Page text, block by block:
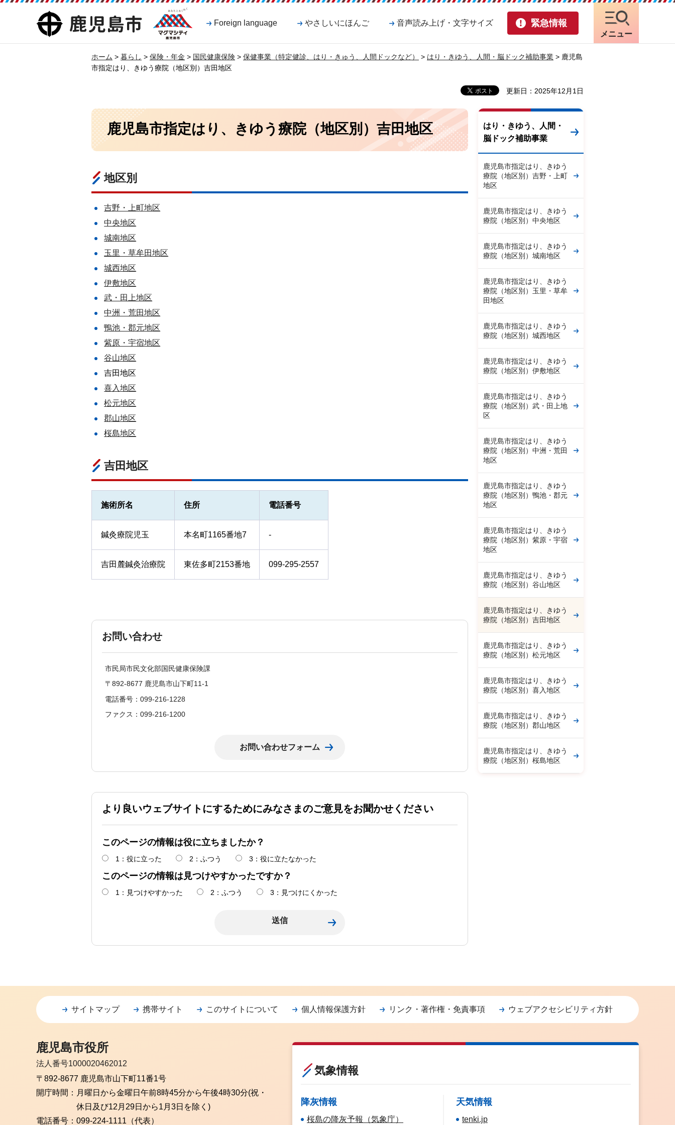
鹿児島市
マグマシティ
鹿児島市
Foreign language やさしいにほんご 音声読み上げ・文字サイズ 緊急情報
メニュー
ホーム > 暮らし > 保険・年金 > 国民健康保険 > 保健事業（特定健診、はり・きゅう、人間ドックなど） > はり・きゆう、人間・脳ドック補助事業 > 鹿児島
市指定はり、きゆう療院（地区別）吉田地区
更新日：2025年12月1日
鹿児島市指定はり、きゆう療院（地区別）吉田地区
地区別
吉野・上町地区
中央地区
城南地区
玉里・草牟田地区
城西地区
伊敷地区
武・田上地区
中洲・荒田地区
鴨池・郡元地区
紫原・宇宿地区
谷山地区
吉田地区
喜入地区
松元地区
郡山地区
桜島地区
吉田地区
施術所名 住所 電話番号
鍼灸療院児玉 本名町1165番地7 -
吉田麓鍼灸治療院 東佐多町2153番地 099-295-2557
お問い合わせ
市民局市民文化部国民健康保険課
〒892-8677 鹿児島市山下町11-1
電話番号：099-216-1228
ファクス：099-216-1200
より良いウェブサイトにするためにみなさまのご意見をお聞かせください
このページの情報は役に立ちましたか？
1：役に立った 2：ふつう 3：役に立たなかった
このページの情報は見つけやすかったですか？
1：見つけやすかった 2：ふつう 3：見つけにくかった
はり・きゆう、人間・
脳ドック補助事業
鹿児島市指定はり、きゆう
療院（地区別）吉野・上町
地区
鹿児島市指定はり、きゆう
療院（地区別）中央地区
鹿児島市指定はり、きゆう
療院（地区別）城南地区
鹿児島市指定はり、きゆう
療院（地区別）玉里・草牟
田地区
鹿児島市指定はり、きゆう
療院（地区別）城西地区
鹿児島市指定はり、きゆう
療院（地区別）伊敷地区
鹿児島市指定はり、きゆう
療院（地区別）武・田上地
区
鹿児島市指定はり、きゆう
療院（地区別）中洲・荒田
地区
鹿児島市指定はり、きゆう
療院（地区別）鴨池・郡元
地区
鹿児島市指定はり、きゆう
療院（地区別）紫原・宇宿
地区
鹿児島市指定はり、きゆう
療院（地区別）谷山地区
鹿児島市指定はり、きゆう
療院（地区別）吉田地区
鹿児島市指定はり、きゆう
療院（地区別）松元地区
鹿児島市指定はり、きゆう
療院（地区別）喜入地区
鹿児島市指定はり、きゆう
療院（地区別）郡山地区
鹿児島市指定はり、きゆう
療院（地区別）桜島地区
サイトマップ 携帯サイト このサイトについて 個人情報保護方針 リンク・著作権・免責事項 ウェブアクセシビリティ方針
鹿児島市役所
法人番号1000020462012
〒892-8677 鹿児島市山下町11番1号
開庁時間： 月曜日から金曜日 午前8時45分から午後4時30分(祝・
休日及び12月29日から1月3日を除く)
電話番号： 099-224-1111（代表）
気象情報
降灰情報
桜島の降灰予報（気象庁）
天気情報
tenki.jp